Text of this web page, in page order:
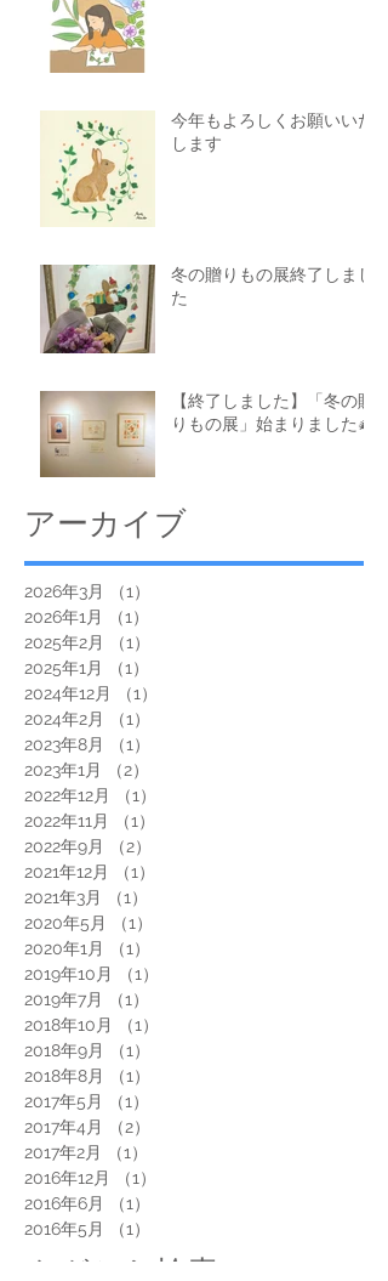
今年もよろしくお願いいた
します
冬の贈りもの展終了しまし
た
【終了しました】「冬の贈
りもの展」始まりました🎄
アーカイブ
2026年3月 （1）
2026年1月
（1）
2025年2月
（1）
2025年1月
（1）
2024年12月
（1）
2024年2月
（1）
2023年8月
（1）
2023年1月
（2）
2022年12月
（1）
2022年11月
（1）
2022年9月
（2）
2021年12月
（1）
2021年3月
（1）
2020年5月
（1）
2020年1月
（1）
2019年10月
（1）
2019年7月
（1）
2018年10月
（1）
2018年9月
（1）
2018年8月
（1）
2017年5月
（1）
2017年4月
（2）
2017年2月
（1）
2016年12月
（1）
2016年6月
（1）
2016年5月
（1）